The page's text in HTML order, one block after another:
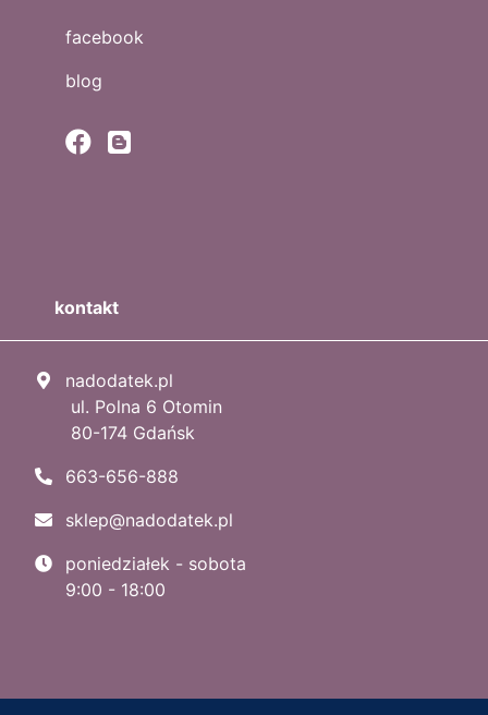
facebook
blog
kontakt
nadodatek.pl
ul. Polna 6 Otomin
80-174 Gdańsk
663-656-888
sklep@nadodatek.pl
poniedziałek - sobota
9:00 - 18:00